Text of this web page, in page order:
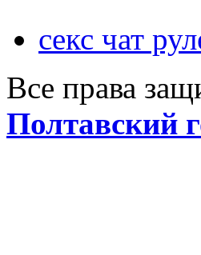
секс чат
Все права
Полтавский